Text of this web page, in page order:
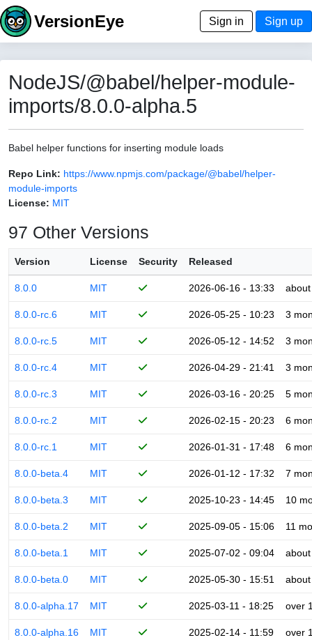
VersionEye Sign in Sign up
NodeJS/@babel/helper-module-
imports/8.0.0-alpha.5
Babel helper functions for inserting module loads
Repo Link: https://www.npmjs.com/package/@babel/helper-
module-imports
License: MIT
97 Other Versions
Version License Security Released
8.0.0 MIT 2026-06-16 - 13:33
8.0.0-rc.6 MIT 2026-05-25 - 10:23 3
8.0.0-rc.5 MIT 2026-05-12 - 14:52 3
8.0.0-rc.4 MIT 2026-04-29 - 21:41 3
8.0.0-rc.3 MIT 2026-03-16 - 20:25 5
8.0.0-rc.2 MIT 2026-02-15 - 20:23 6
8.0.0-rc.1 MIT 2026-01-31 - 17:48 6
8.0.0-beta.4 MIT 2026-01-12 - 17:32 7
8.0.0-beta.3 MIT 2025-10-23 - 14:45 10
8.0.0-beta.2 MIT 2025-09-05 - 15:06 11
8.0.0-beta.1 MIT 2025-07-02 - 09:04
8.0.0-beta.0 MIT 2025-05-30 - 15:51
8.0.0-alpha.17 MIT 2025-03-11 - 18:25 over
8.0.0-alpha.16 MIT 2025-02-14 - 11:59 over